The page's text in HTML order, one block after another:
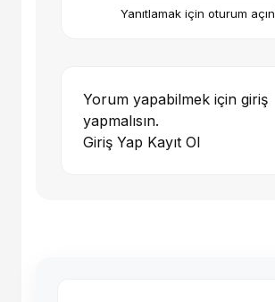
Yanıtlamak için oturum açın
Yorum yapabilmek için giriş
yapmalısın.
Giriş Yap Kayıt Ol